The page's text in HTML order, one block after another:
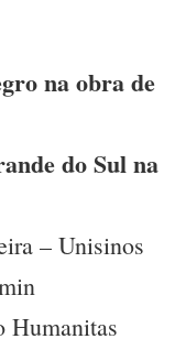
na obra de
do Sul na
– Unisinos
Humanitas